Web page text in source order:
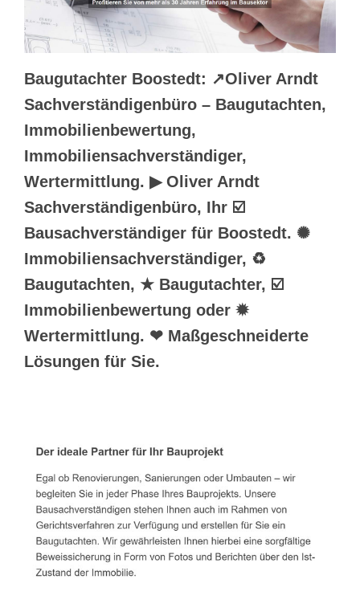
Baugutachter Boostedt: ↗️Oliver Arndt
Sachverständigenbüro – Baugutachten,
Immobilienbewertung,
Immobiliensachverständiger,
Wertermittlung. ▶︎ Oliver Arndt
Sachverständigenbüro, Ihr ☑️
Bausachverständiger für Boostedt. ✺
Immobiliensachverständiger, ♻
Baugutachten, ★ Baugutachter, ☑️
Immobilienbewertung oder ✹
Wertermittlung. ❤ Maßgeschneiderte
Lösungen für Sie.